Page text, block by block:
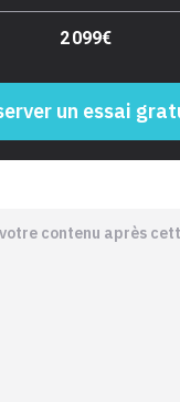
2 099€
un essai
contenu après